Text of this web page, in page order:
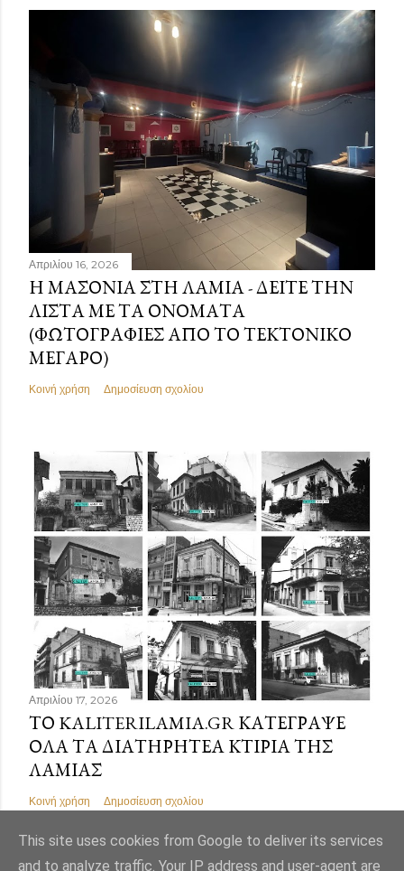
Απριλίου 16, 2026
Η ΜΑΣΟΝΊΑ ΣΤΗ ΛΑΜΊΑ - ΔΕΊΤΕ ΤΗΝ
ΛΊΣΤΑ ΜΕ ΤΑ ΟΝΌΜΑΤΑ
(ΦΩΤΟΓΡΑΦΊΕΣ ΑΠΌ ΤΟ ΤΕΚΤΟΝΙΚΌ
ΜΈΓΑΡΟ)
Κοινή χρήση Δημοσίευση σχολίου
Απριλίου 17, 2026
ΤΟ KALITERILAMIA.GR ΚΑΤΈΓΡΑΨΕ
ΌΛΑ ΤΑ ΔΙΑΤΗΡΗΤΈΑ ΚΤΊΡΙΑ ΤΗΣ
ΛΑΜΊΑΣ
Κοινή χρήση Δημοσίευση σχολίου
This site uses cookies from Google to deliver its services
and to analyze traffic. Your IP address and user-agent are